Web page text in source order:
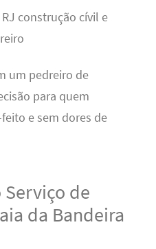
um pedreiro de
para quem
e sem dores de
Serviço de
da Bandeira